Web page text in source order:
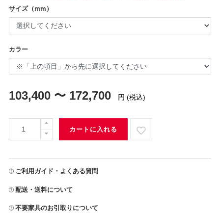
サイズ（mm）
カラー
103,400 〜 172,700 円 (税込)
カートに入れる
ご利用ガイド・よくある質問
配送・送料について
不要家具のお引取りについて